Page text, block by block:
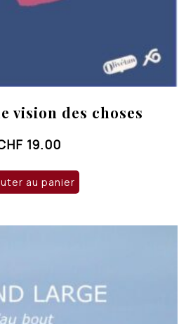
vision des choses
19.00
au panier